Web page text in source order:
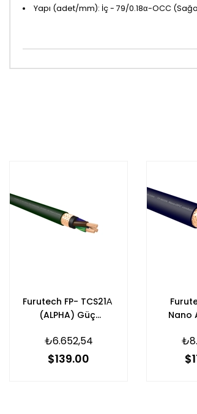
Yapı (adet/mm): İç - 79/0.18α-OCC
Furutech FP- TCS21Α
(ALPHA) Güç
₺6.652,54
$139.00
Nano